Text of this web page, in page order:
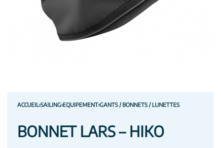
ACCUEIL›SAILING›EQUIPEMENT›GANTS / BONNETS / LUNETTES
BONNET LARS – HIKO